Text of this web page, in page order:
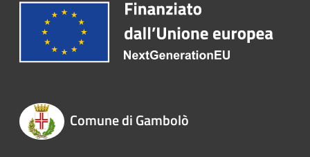
Comune di Gambolò